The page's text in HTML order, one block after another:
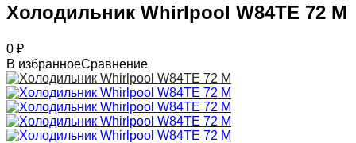
Холодильник Whirlpool W84TE 72 M
0 ₽
В избранноеСравнение